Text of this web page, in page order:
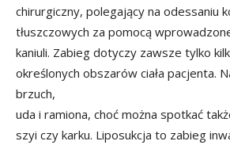
chirurgiczny, polegający na odessaniu
tłuszczowych za pomocą
kaniuli. Zabieg dotyczy zawsze tylko
określonych obszarów ciała pacjenta.
brzuch,
uda i ramiona, choć można spotkać
szyi czy karku. Liposukcja to zabieg